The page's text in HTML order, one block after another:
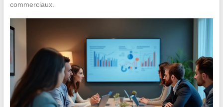
commerciaux.